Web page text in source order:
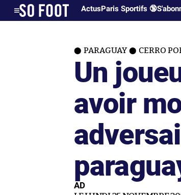
ActusParis Sportifs 🔞
PARAGUAY CERRO
Un
avoir
AD